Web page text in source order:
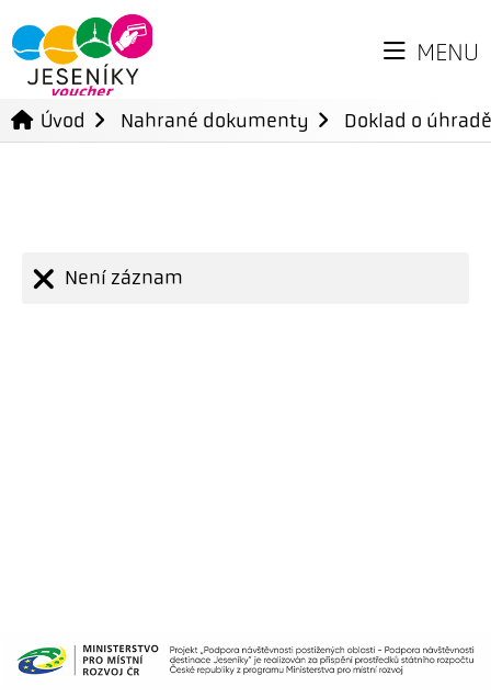
MENU
Úvod Nahrané dokumenty Doklad o
Není záznam